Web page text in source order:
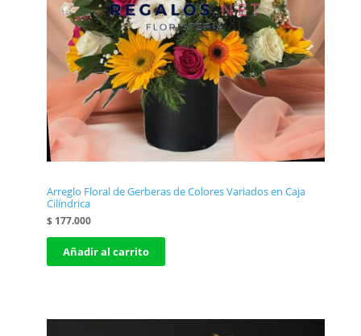
Arreglo Floral de Gerberas de Colores Variados en Caja
Cilíndrica
$177.000
Añadir al carrito